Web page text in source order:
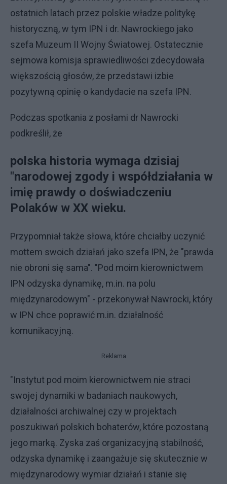
ostatnich latach przez polskie władze politykę
historyczną, w tym IPN i dr. Nawrockiego jako
szefa Muzeum II Wojny Światowej. Ostatecznie
sejmowa komisja sprawiedliwości zdecydowała
większością głosów, że przedstawi izbie
pozytywną opinię o kandydacie na szefa IPN.
Podczas spotkania z posłami dr Nawrocki
podkreślił, że
polska historia wymaga dzisiaj
"narodowej zgody i współdziałania w
imię prawdy o doświadczeniu
Polaków w XX wieku.
Przypomniał także słowa, które chciałby uczynić
mottem swoich działań jako szefa IPN, że "prawda
nie obroni się sama". "Pod moim kierownictwem
IPN odzyska dynamikę, m.in. na polu
międzynarodowym" - przekonywał Nawrocki, który
w IPN chce poprawić m.in. działalność
komunikacyjną.
Reklama
"Instytut pod moim kierownictwem nie straci
swojej dynamiki w badaniach naukowych,
działalności archiwalnej czy w projektach
poszukiwań polskich bohaterów, które pozostaną
jego marką. Zyska zaś organizacyjną stabilność,
odzyska dynamikę i zaangażuje się skutecznie w
międzynarodowy wymiar działań i stanie się